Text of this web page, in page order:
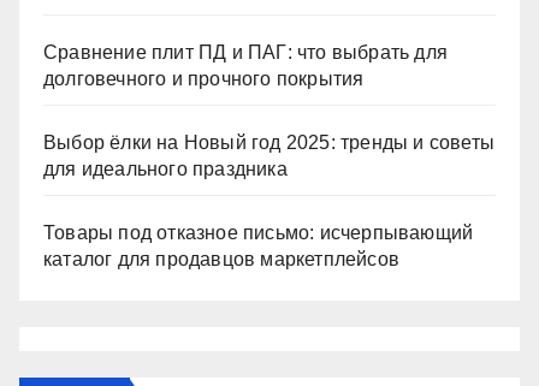
Сравнение плит ПД и ПАГ: что выбрать для
долговечного и прочного покрытия
Выбор ёлки на Новый год 2025: тренды и советы
для идеального праздника
Товары под отказное письмо: исчерпывающий
каталог для продавцов маркетплейсов